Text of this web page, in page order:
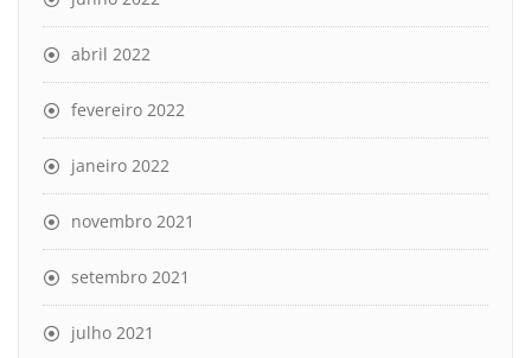
abril 2022
fevereiro 2022
janeiro 2022
novembro 2021
setembro 2021
julho 2021